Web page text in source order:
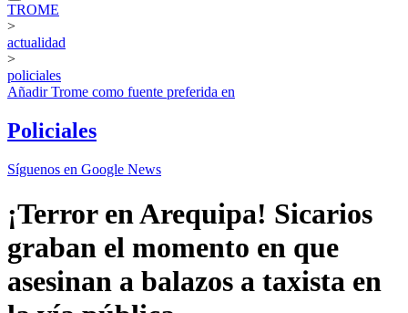
TROME
>
actualidad
>
policiales
AñadirTrome como fuente preferida en
Policiales
Síguenos en Google News
¡Terror en Arequipa! Sicarios
graban el momento en que
asesinan a balazos a taxista en